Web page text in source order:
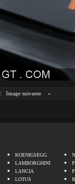
| Image suivante »
KOENIGSEGG
LAMBORGHINI
LANCIA
LOTUS